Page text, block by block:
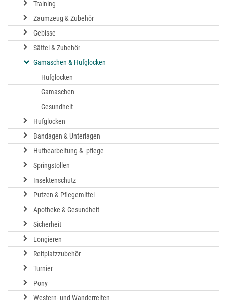
Training
Zaumzeug & Zubehör
Gebisse
Sättel & Zubehör
Gamaschen & Hufglocken
Hufglocken
Gamaschen
Gesundheit
Hufglocken
Bandagen & Unterlagen
Hufbearbeitung & -pflege
Springstollen
Insektenschutz
Putzen & Pflegemittel
Apotheke & Gesundheit
Sicherheit
Longieren
Reitplatzzubehör
Turnier
Pony
Western- und Wanderreiten